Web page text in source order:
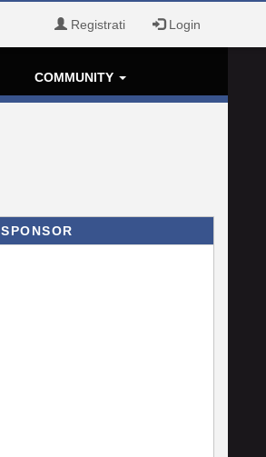
Registrati Login
COMMUNITY
SPONSOR